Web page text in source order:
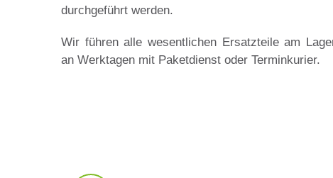
durchgeführt werden.
Wir führen alle wesentlichen Ersatzteile am
an Werktagen mit Paketdienst oder Terminkurier.